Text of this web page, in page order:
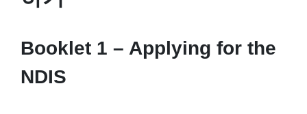
Booklet 1 – Applying for the
NDIS